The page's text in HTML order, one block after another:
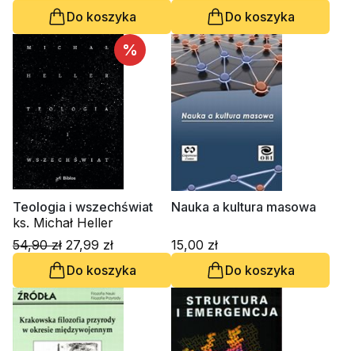
Do koszyka
Do koszyka
%
Teologia i wszechświat
ks. Michał Heller
54,90 zł 27,99 zł
Do koszyka
Nauka a kultura masowa
15,00 zł
Do koszyka